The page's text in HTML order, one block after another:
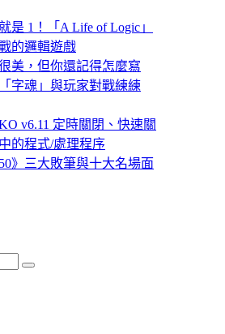
是 1！「A Life of Logic」
的邏輯遊戲
美，但你還記得怎麼寫
字魂」與玩家對戰練練
v6.11 定時關閉、快速關
的程式/處理程序
50》三大敗筆與十大名場面
Search